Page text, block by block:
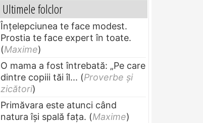
Ultimele folclor
Înțelepciunea te face modest.
Prostia te face expert în toate.
(Maxime)
O mama a fost întrebată: „Pe care
dintre copiii tăi îl... (Proverbe și
zicători)
Primăvara este atunci când
natura își spală fața. (Maxime)